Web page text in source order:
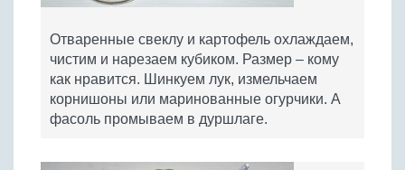
Отваренные свеклу и картофель охлаждаем,
чистим и нарезаем кубиком. Размер – кому
как нравится. Шинкуем лук, измельчаем
корнишоны или маринованные огурчики. А
фасоль промываем в дуршлаге.